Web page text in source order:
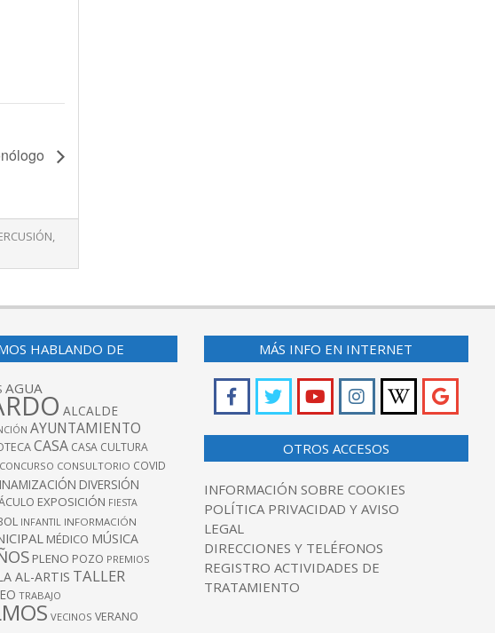
,
HABLANDO DE
AGUA
ALCALDE
AYUNTAMIENTO
CASA CASA CULTURA
CONCURSO CONSULTORIO COVID
DIVERSIÓN
EXPOSICIÓN FIESTA
INFANTIL INFORMACIÓN
MÉDICO MÚSICA
PLENO POZO PREMIOS
AL-ARTIS TALLER
TRABAJO
VECINOS VERANO
MÁS INFO EN INTERNET
OTROS ACCESOS
INFORMACIÓN SOBRE COOKIES
POLÍTICA PRIVACIDAD Y AVISO
LEGAL
DIRECCIONES Y TELÉFONOS
REGISTRO ACTIVIDADES DE
TRATAMIENTO